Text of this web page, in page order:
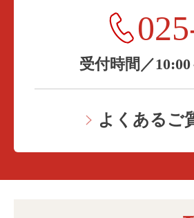
受付時間／
よくあるご